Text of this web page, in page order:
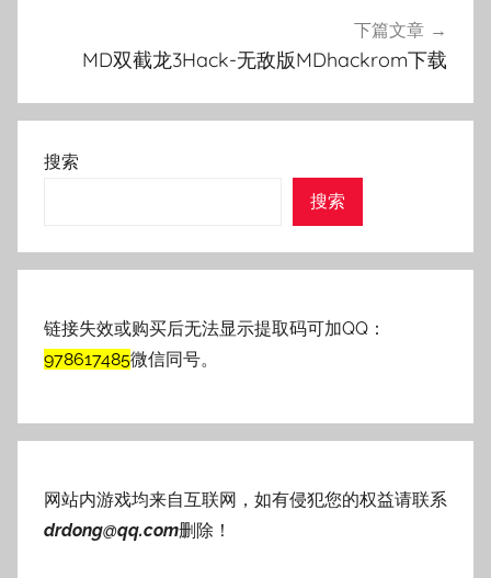
下篇文章
MD双截龙3Hack-无敌版MDhackrom下载
搜索
搜索
链接失效或购买后无法显示提取码可加QQ：
978617485微信同号。
网站内游戏均来自互联网，如有侵犯您的权益请联系
drdong@qq.com删除！